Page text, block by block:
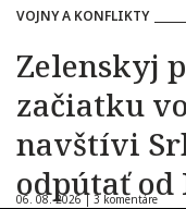
VOJNY A KONFLIKTY
Zelenskyj
začiatku
navštívi
odpútať
06. 08. 2026 | 3 komentáre